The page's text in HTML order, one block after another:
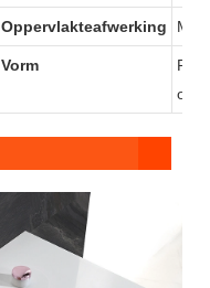
Oppervlakteafwerking Mat
Vorm
of